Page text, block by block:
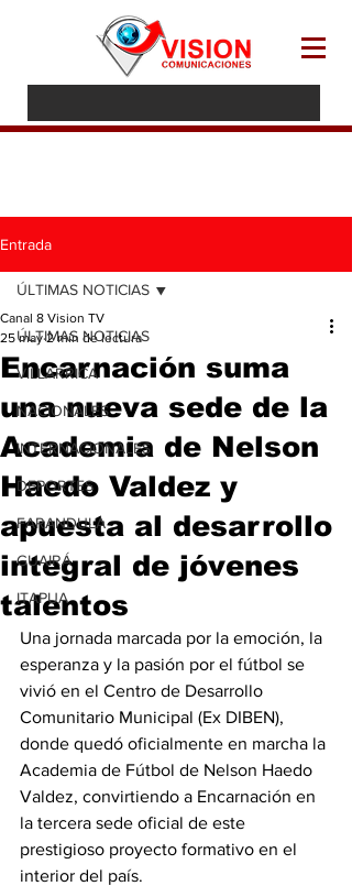
Entrada
ÚLTIMAS NOTICIAS
VILLARRICA
NACIONALES
INTERNACIONALES
DEPORTES
FARANDULA
GUAIRÁ
ITAPUA
ÚLTIMAS NOTICIAS
Encarnación suma
una nueva sede de la
Academia de Nelson
Haedo Valdez y
apuesta al desarrollo
integral de jóvenes
talentos
Canal 8 Vision TV
25 may 2 min de lectura
Una jornada marcada por la emoción, la
esperanza y la pasión por el fútbol se
vivió en el Centro de Desarrollo
Comunitario Municipal (Ex DIBEN),
donde quedó oficialmente en marcha la
Academia de Fútbol de Nelson Haedo
Valdez, convirtiendo a Encarnación en
la tercera sede oficial de este
prestigioso proyecto formativo en el
interior del país.